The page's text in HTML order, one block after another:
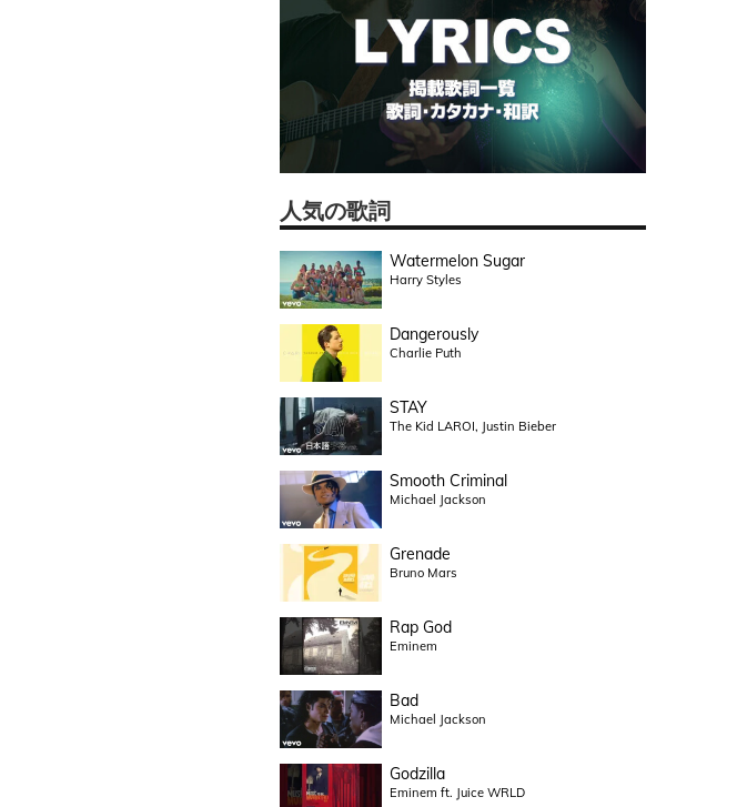
人気の歌詞
Watermelon Sugar
Harry Styles
Dangerously
Charlie Puth
STAY
The Kid LAROI, Justin Bieber
Smooth Criminal
Michael Jackson
Grenade
Bruno Mars
Rap God
Eminem
Bad
Michael Jackson
Godzilla
Eminem ft. Juice WRLD